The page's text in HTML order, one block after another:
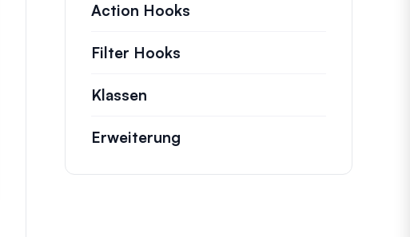
Action Hooks
Filter Hooks
Klassen
Erweiterung